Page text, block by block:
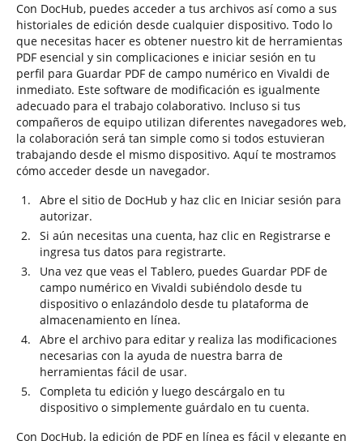
Con DocHub, puedes acceder a tus archivos así como a sus
historiales de edición desde cualquier dispositivo. Todo lo
que necesitas hacer es obtener nuestro kit de herramientas
PDF esencial y sin complicaciones e iniciar sesión en tu
perfil para Guardar PDF de campo numérico en Vivaldi de
inmediato. Este software de modificación es igualmente
adecuado para el trabajo colaborativo. Incluso si tus
compañeros de equipo utilizan diferentes navegadores web,
la colaboración será tan simple como si todos estuvieran
trabajando desde el mismo dispositivo. Aquí te mostramos
cómo acceder desde un navegador.
Abre el sitio de DocHub y haz clic en Iniciar sesión para
autorizar.
Si aún necesitas una cuenta, haz clic en Registrarse e
ingresa tus datos para registrarte.
Una vez que veas el Tablero, puedes Guardar PDF de
campo numérico en Vivaldi subiéndolo desde tu
dispositivo o enlazándolo desde tu plataforma de
almacenamiento en línea.
Abre el archivo para editar y realiza las modificaciones
necesarias con la ayuda de nuestra barra de
herramientas fácil de usar.
Completa tu edición y luego descárgalo en tu
dispositivo o simplemente guárdalo en tu cuenta.
Con DocHub, la edición de PDF en línea es fácil y elegante en